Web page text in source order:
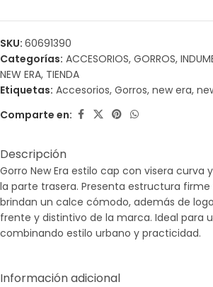
SKU: 60691390
Categorías: ACCESORIOS, GORROS,
NEW ERA, TIENDA
Etiquetas: Accesorios, Gorros, new era,
Comparte en:
Descripción
Gorro New Era estilo cap con visera curva
la parte trasera. Presenta estructura
brindan un calce cómodo, además de
frente y distintivo de la marca. Ideal para
combinando estilo urbano y practicidad.
Información adicional